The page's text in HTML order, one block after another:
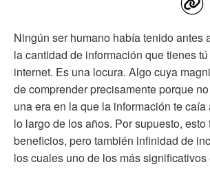
Ningún ser humano había tenido antes
la cantidad de información que tienes
internet. Es una locura. Algo cuya
de comprender precisamente porque
una era en la que la información te
lo largo de los años. Por supuesto,
beneficios, pero también infinidad de
los cuales uno de los más